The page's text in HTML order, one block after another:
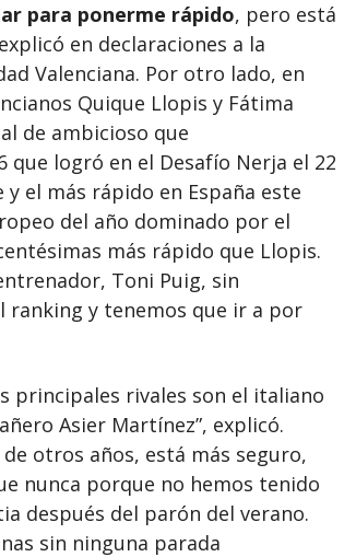
para ponerme rápido, pero está
en declaraciones a la
Valenciana. Por otro lado, en
Quique Llopis y Fátima
de ambicioso que
que logró en el Desafío Nerja el 22
el más rápido en España este
del año dominado por el
más rápido que Llopis.
Toni Puig, sin
ranking y tenemos que ir a por
principales rivales son el italiano
Asier Martínez”, explicó.
otros años, está más seguro,
nunca porque no hemos tenido
después del parón del verano.
sin ninguna parada